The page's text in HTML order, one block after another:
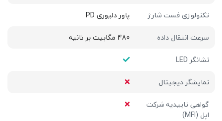
تکنولوژی فست شارژ
پاور دلیوری PD
سرعت انتقال داده
480 مگابیت بر ثانیه
نشانگر LED
نمایشگر دیجیتال
گواهی تاییدیه شرکت
اپل (MFI)